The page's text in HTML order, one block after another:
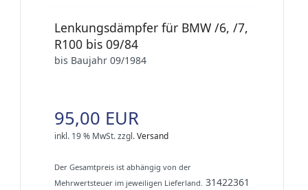
Lenkungsdämpfer für BMW /6, /7,
R100 bis 09/84
bis Baujahr 09/1984
95,00 EUR
inkl. 19 % MwSt.zzgl.Versand
Der Gesamtpreis ist abhängig von der
Mehrwertsteuer im jeweiligen Lieferland. 31422361